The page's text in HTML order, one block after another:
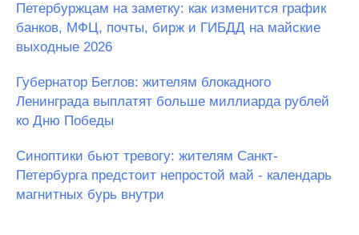
Петербуржцам на заметку: как изменится график
банков, МФЦ, почты, бирж и ГИБДД на майские
выходные 2026
Губернатор Беглов: жителям блокадного
Ленинграда выплатят больше миллиарда рублей
ко Дню Победы
Синоптики бьют тревогу: жителям Санкт-
Петербурга предстоит непростой май - календарь
магнитных бурь внутри